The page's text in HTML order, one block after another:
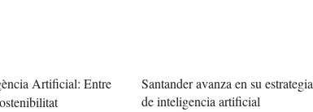
Artificial: Entre
Santander avanza en su estrategia
de inteligencia artificial